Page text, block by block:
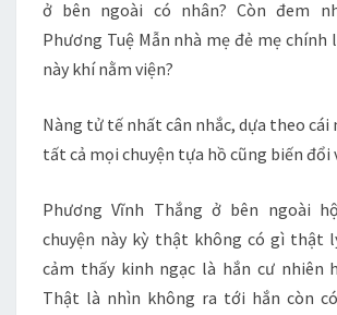
ở bên ngoài có nhân? Còn đem
Phương Tuệ Mẫn nhà mẹ đẻ mẹ chính
này khí nằm viện?
Nàng tử tế nhất cân nhắc, dựa theo cái
tất cả mọi chuyện tựa hồ cũng biến đổi
Phương Vĩnh Thắng ở bên ngoài
chuyện này kỳ thật không có gì thật
cảm thấy kinh ngạc là hắn cư nhiên
Thật là nhìn không ra tới hắn còn